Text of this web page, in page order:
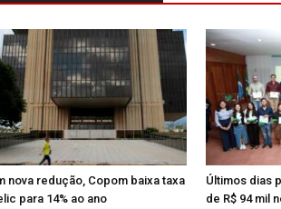
nova redução, Copom baixa taxa
para 14% ao ano
Últimos dias
de R$ 94 mil